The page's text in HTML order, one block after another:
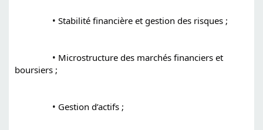
		• Stabilité financière et gestion des risques ;
boursiers ;
		• Gestion d’actifs ;